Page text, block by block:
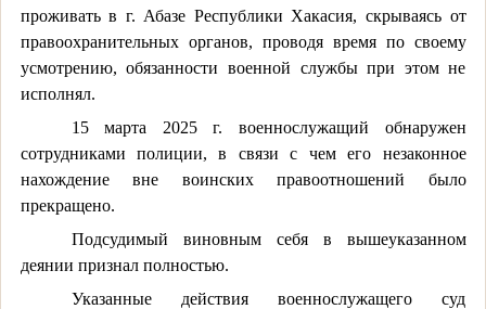
проживать в г. Абазе Республики Хакасия, скрываясь от
правоохранительных органов, проводя время по своему
усмотрению, обязанности военной службы при этом не
исполнял.
15 марта 2025 г. военнослужащий обнаружен
сотрудниками полиции, в связи с чем его незаконное
нахождение вне воинских правоотношений было
прекращено.
Подсудимый виновным себя в вышеуказанном
деянии признал полностью.
Указанные действия военнослужащего суд